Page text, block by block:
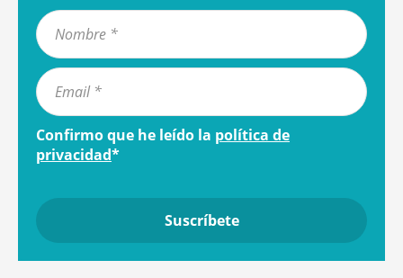
Confirmo que he leído la política de
privacidad*